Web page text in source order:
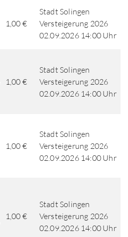
1,00 €
Stadt Solingen
Versteigerung 2026
02.09.2026 14:00 Uhr
1,00 €
Stadt Solingen
Versteigerung 2026
02.09.2026 14:00 Uhr
1,00 €
Stadt Solingen
Versteigerung 2026
02.09.2026 14:00 Uhr
1,00 €
Stadt Solingen
Versteigerung 2026
02.09.2026 14:00 Uhr